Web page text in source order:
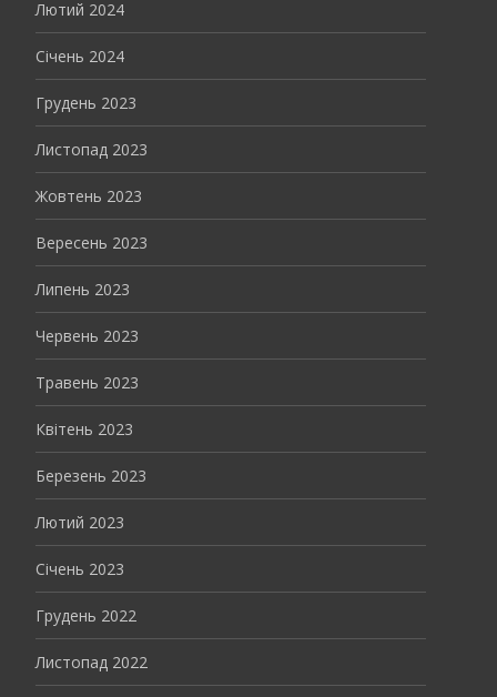
Лютий 2024
Січень 2024
Грудень 2023
Листопад 2023
Жовтень 2023
Вересень 2023
Липень 2023
Червень 2023
Травень 2023
Квітень 2023
Березень 2023
Лютий 2023
Січень 2023
Грудень 2022
Листопад 2022